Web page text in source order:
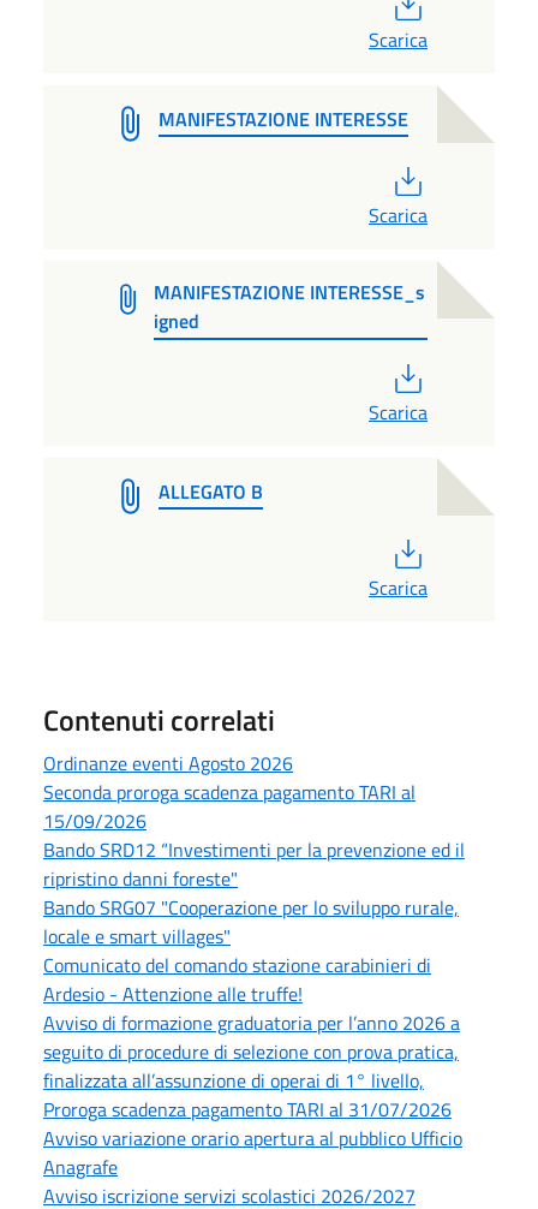
Scarica
MANIFESTAZIONE INTERESSE
Scarica
MANIFESTAZIONE INTERESSE_s
igned
Scarica
ALLEGATO B
Scarica
Contenuti correlati
Ordinanze eventi Agosto 2026
Seconda proroga scadenza pagamento TARI al
15/09/2026
Bando SRD12 “Investimenti per la prevenzione ed il
ripristino danni foreste"
Bando SRG07 "Cooperazione per lo sviluppo rurale,
locale e smart villages"
Comunicato del comando stazione carabinieri di
Ardesio - Attenzione alle truffe!
Avviso di formazione graduatoria per l’anno 2026 a
seguito di procedure di selezione con prova pratica,
finalizzata all’assunzione di operai di 1° livello,
Proroga scadenza pagamento TARI al 31/07/2026
Avviso variazione orario apertura al pubblico Ufficio
Anagrafe
Avviso iscrizione servizi scolastici 2026/2027